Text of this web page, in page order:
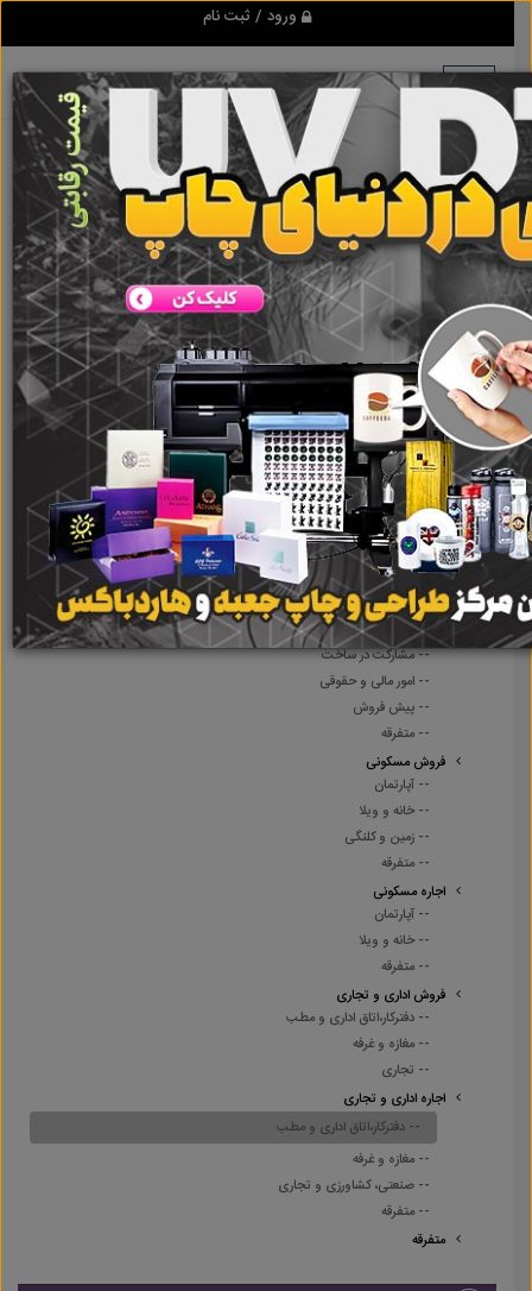
ورود / ثبت نام
هیچ آگهی در این گروه ثبت نشده
است
گروه ها
املاک
-- مشاهده تمام آگهی های این گروه --
خدمات املاک
-- آژانس املاک
-- مشارکت در ساخت
-- امور مالی و حقوقی
-- پیش فروش
-- متفرقه
فروش مسکونی
-- آپارتمان
-- خانه و ویلا
-- زمین و کلنگی
-- متفرقه
اجاره مسکونی
-- آپارتمان
-- خانه و ویلا
-- متفرقه
فروش اداری و تجاری
-- دفترکار،اتاق اداری و مطب
-- مغازه و غرفه
-- تجاری
اجاره اداری و تجاری
-- دفترکار،اتاق اداری و مطب
-- مغازه و غرفه
-- صنعتی، کشاورزی و تجاری
-- متفرقه
متفرقه